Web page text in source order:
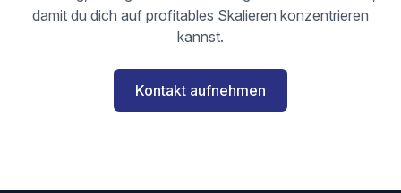
damit du dich auf profitables Skalieren konzentrieren
kannst.
Kontakt aufnehmen